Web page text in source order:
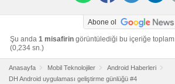
Abone ol
Şu anda 1 misafirin görüntülediği bu içeriğe toplam
(0,234 sn.)
Anasayfa Mobil Teknolojiler
Android Haberleri
DH Android uygulaması geliştirme günlüğü #4